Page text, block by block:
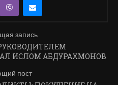
запись
ИСЛОМ АБДУРАХМОНОВ
пост